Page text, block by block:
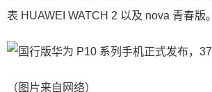
表 HUAWEI WATCH 2 以及 nova 青春版。
（图片来自网络）